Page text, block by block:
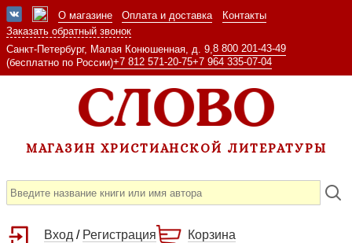
О магазине Оплата и доставка
Контакты
Заказать обратный звонок
Санкт-Петербург, Малая Конюшенная, д. 9, 8 800 201-43-49
(бесплатно по России)+7 812 571-20-75+7 964 335-07-04
МАГАЗИН ХРИСТИАНСКОЙ ЛИТЕРАТУРЫ
Вход / Регистрация Корзина